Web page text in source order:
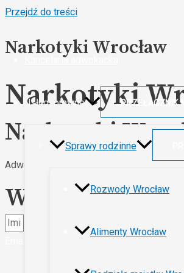
Przejdź do treści
Kancelaria adwokacka
Usługi prawne PRZEŁĄCZNIK
Sprawy rodzinne
Rozwody Wrocław
Alimenty Wrocław
Narkotyki Wrocław
Narkotyki
Narkotyki
Adwokat Wrocław – sprawy
Wyślij